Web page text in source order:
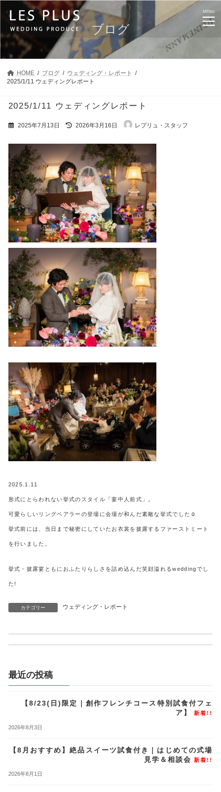
ツ
へ
ス
シ
ョ
ン
ブログ
HOME ブログ
ウェディング・レポート
2025/1/11 ウェディングレポート
2025/1/11 ウェディングレポート
2025年7月13日
最
日
時
:
2026年3月16日 レプリュ・スタッフ
2025.1.11
形式にとらわれない挙式のスタイル「宴中人前式」。
可愛らしいリングベアラーの登場に会場が和んだ素敵な挙式でした☺
挙式前には、当日まで秘密にしていたお衣裳を披露するファーストミート
を行いました。
挙式・披露宴ともにおふたりらしさを詰め込んだ笑顔溢れるweddingでし
た!
カテゴリー ウェディング・レポート
2025/2/22ウェディングレポート
最近の投稿
【8/23(日)限定｜創作フレンチコース特別試食付フェ
ア】
新着!!
2026年8月3日
【8月おすすめ】絶品スイーツ試食付き｜はじめての式場
見学＆相談会 新着!!
2026年8月1日
MENU